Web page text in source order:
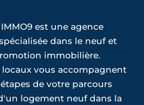
est une agence
dans le neuf et
immobilière.
locaux vous accompagnent
de votre parcours
logement neuf dans la